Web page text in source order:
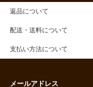
返品について
配送・送料について
支払い方法について
メールアドレス